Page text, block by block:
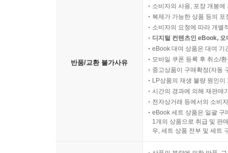
반품/교환 불가사유
소비자의 사용, 포장 개봉
복제가 가능한 상품 등의
소비자의 요청에 따라 개별
디지털 컨텐츠인 eBook,
eBook 대여 상품은 대여 기
모바일 쿠폰 등록 후 취소/
중고상품이 구매확정(자동
LP상품의 재생 불량 원인
시간의 경과에 의해 재판매
전자상거래 등에서의 소비
eBook 세트 상품은 일괄 구
1개의 상품으로 취급 및 판
우, 세트 상품 전부 및 세트